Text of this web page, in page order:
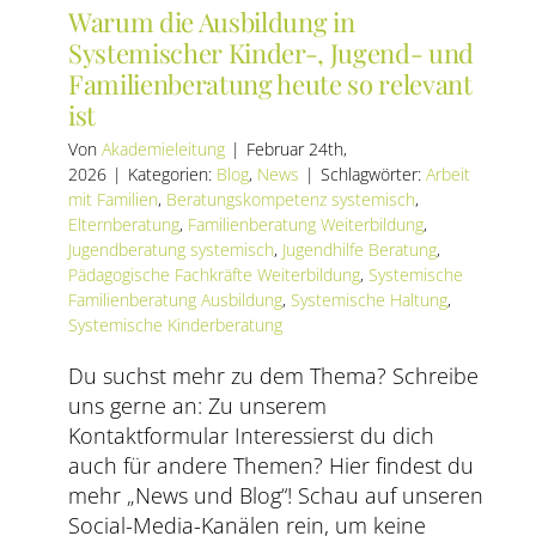
Warum die Ausbildung in
Systemischer Kinder-, Jugend- und
Familienberatung heute so relevant
ist
Von Akademieleitung | Februar 24th,
2026 | Kategorien: Blog, News | Schlagwörter: Arbeit
mit Familien, Beratungskompetenz systemisch,
Elternberatung, Familienberatung Weiterbildung,
Jugendberatung systemisch, Jugendhilfe Beratung,
Pädagogische Fachkräfte Weiterbildung, Systemische
Familienberatung Ausbildung, Systemische Haltung,
Systemische Kinderberatung
Du suchst mehr zu dem Thema? Schreibe
uns gerne an: Zu unserem
Kontaktformular Interessierst du dich
auch für andere Themen? Hier findest du
mehr „News und Blog“! Schau auf unseren
Social-Media-Kanälen rein, um keine